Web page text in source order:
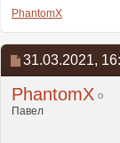
PhantomX
31.03.2021,
PhantomX
Павел